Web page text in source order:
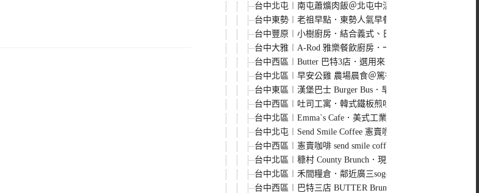
台中北屯︱南屯蕭爌肉飯＠北屯中清店．營業超過30年的
台中東勢︱老祖早點．東勢人氣早餐點，手工灌蛋餅很少
台中豐原︱小樹廚房．結合義式、日式、中式的複合式餐
台中大雅︱A-Rod 雅樂餐飲廚房．一路從早餐、午餐吃到
台中西區︱Butter 巴特3店．選用來自瑞士的拉可雷特起司
台中北區︱早安公雞 農場晨食＠篤行店．台中排隊人氣早
台中東區︱漢堡巴士 Burger Bus．旱溪夜市旁充滿英國風
台中西區︱吐司工寓．韓式鐵板煎吐司，酥香軟綿肉片厚
台中北區︱Emma`s Cafe．美式工業風格的餐酒館，早午
台中北屯︱Send Smile Coffee 憲賣咖啡＠熱河店．裝潢大
台中西區︱憲賣咖啡 send smile coffee＠華美店．份量精緻
台中北區︱穅村 County Brunch．現作餐點中規中矩，價
台中北區︱禾間糧倉．鄰近廣三sogo商圈和科博館，工業
台中西區︱巴特三店 BUTTER Brunch&Cafe．餐點主打台